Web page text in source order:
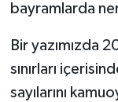
bayramlarda
Bir yazımızda
sınırları
sayılarını